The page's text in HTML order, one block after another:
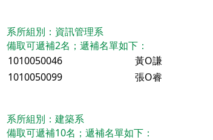
系所組別：資訊管理系
備取可遞補2名；遞補名單如下：
1010050046
黃O謙
1010050099
張O睿
系所組別：建築系
備取可遞補10名；遞補名單如下：